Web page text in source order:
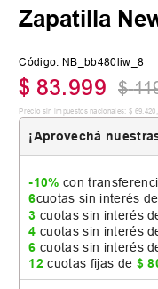
Zapatilla
Código: NB_bb480liw_8
$ 83.999 $
Precio sin impuestos nacionales: $ 69 420
¡Aprovechá
-10% con
6cuotas sin interés de
3 cuotas sin interés
4 cuotas sin interés
6 cuotas sin interés
12 cuotas fijas de $